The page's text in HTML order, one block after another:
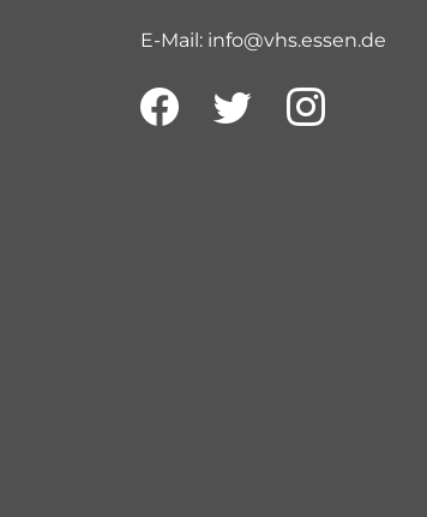
E-Mail: info@vhs.essen.de